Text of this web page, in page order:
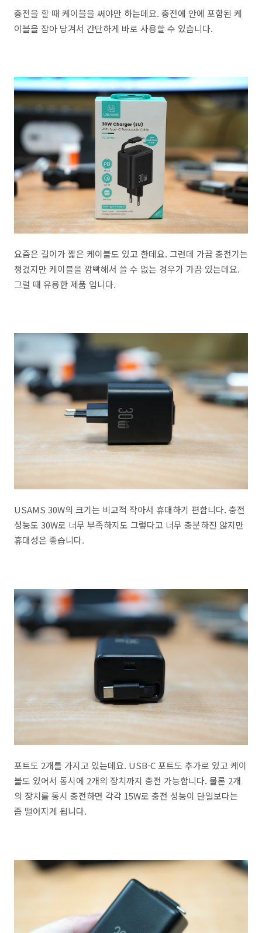
충전을 할 때 케이블을 써야만 하는데요. 충전에 안에 포함된 케
이블을 잡아 당겨서 간단하게 바로 사용할 수 있습니다.
요즘은 길이가 짧은 케이블도 있고 한데요. 그런데 가끔 충전기는
챙겼지만 케이블을 깜빡해서 쓸 수 없는 경우가 가끔 있는데요.
그럴 때 유용한 제품 입니다.
USAMS 30W의 크기는 비교적 작아서 휴대하기 편합니다. 충전
성능도 30W로 너무 부족하지도 그렇다고 너무 충분하진 않지만
휴대성은 좋습니다.
포트도 2개를 가지고 있는데요. USB-C 포트도 추가로 있고 케이
블도 있어서 동시에 2개의 장치까지 충전 가능합니다. 물론 2개
의 장치를 동시 충전하면 각각 15W로 충전 성능이 단일보다는
좀 떨어지게 됩니다.